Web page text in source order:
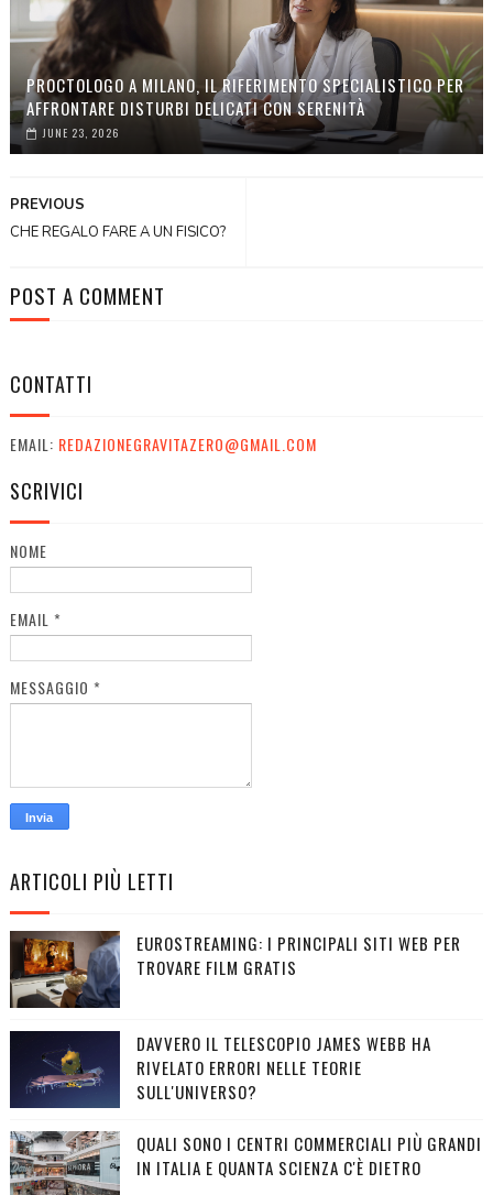
PROCTOLOGO A MILANO, IL RIFERIMENTO SPECIALISTICO PER
AFFRONTARE DISTURBI DELICATI CON SERENITÀ
JUNE 23, 2026
PREVIOUS
CHE REGALO FARE A UN FISICO?
POST A COMMENT
CONTATTI
EMAIL: REDAZIONEGRAVITAZERO@GMAIL.COM
SCRIVICI
NOME
EMAIL *
MESSAGGIO *
ARTICOLI PIÙ LETTI
EUROSTREAMING: I PRINCIPALI SITI WEB PER
TROVARE FILM GRATIS
DAVVERO IL TELESCOPIO JAMES WEBB HA
RIVELATO ERRORI NELLE TEORIE
SULL'UNIVERSO?
QUALI SONO I CENTRI COMMERCIALI PIÙ GRANDI
IN ITALIA E QUANTA SCIENZA C'È DIETRO